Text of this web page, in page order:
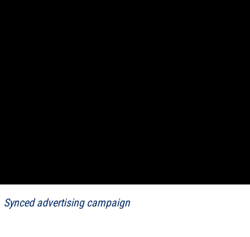
Synced advertising campaign